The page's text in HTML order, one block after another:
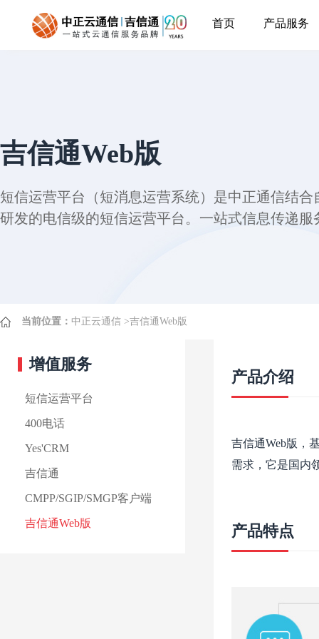
首页 产品服务
吉信通Web版
短信运营平台（短消息运营系统）是中正通信结
研发的电信级的短信运营平台。一站式信息传递
当前位置： 中正云通信 >吉信通Web版
增值服务
短信运营平台
400电话
Yes'CRM
吉信通
CMPP/SGIP/SMGP客户端
吉信通Web版
产品介绍
吉信通Web版，
需求，它是国内
产品特点